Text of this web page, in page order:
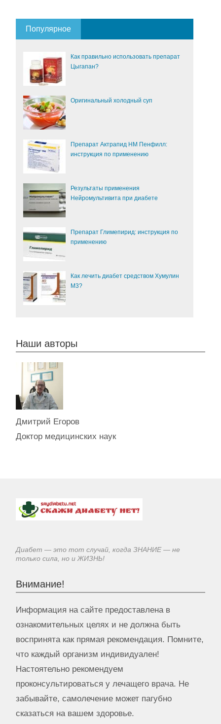
Популярное
Как правильно использовать препарат
Цыгапан?
Оригинальный холодный суп
Препарат Актрапид НМ Пенфилл:
инструкция по применению
Результаты применения
Нейромультивита при диабете
Препарат Глимепирид: инструкция по
применению
Как лечить диабет средством Хумулин
М3?
Наши авторы
Дмитрий Егоров
Доктор медицинских наук
Диабет — это тот случай, когда ЗНАНИЕ — не
только сила, но и ЖИЗНЬ!
Внимание!
Информация на сайте предоставлена в
ознакомительных целях и не должна быть
воспринята как прямая рекомендация. Помните,
что каждый организм индивидуален!
Настоятельно рекомендуем
проконсультироваться у лечащего врача. Не
забывайте, самолечение может пагубно
сказаться на вашем здоровье.